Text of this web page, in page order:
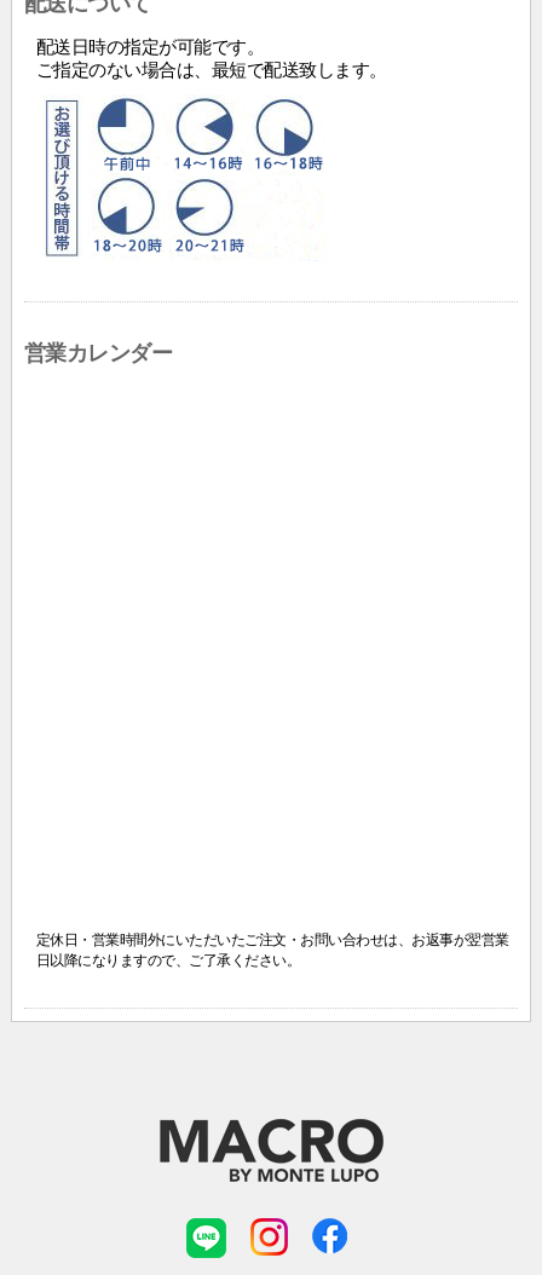
配送日時の指定が可能です。
ご指定のない場合は、最短で配送致します。
営業カレンダー
定休日・営業時間外にいただいたご注文・お問い合わせは、 お返事が翌営業
日以降になりますので、ご了承ください。